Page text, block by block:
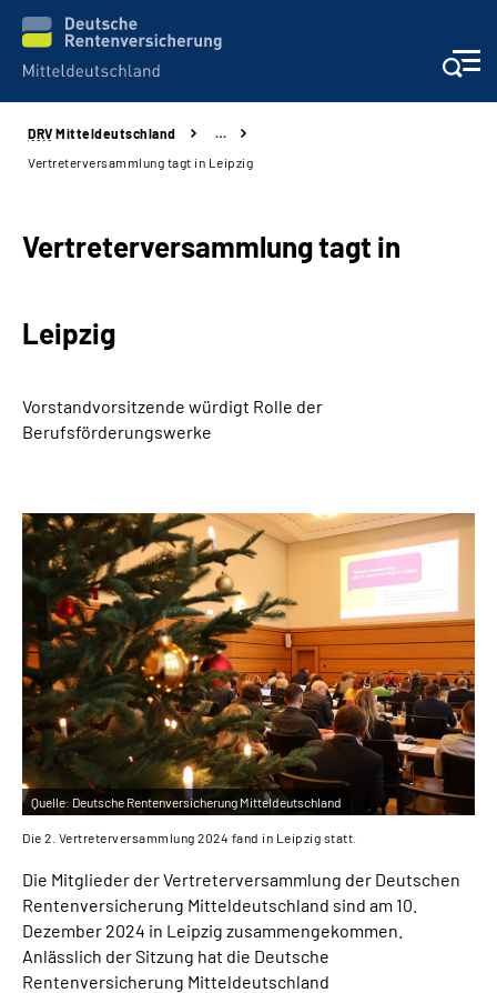
Aktuelles
Karriere
Online-Services
Inhalte in Gebärdensprache (DGS)
Leichte Sprache
Suche
Mein Kundenportal
DRV Mitteldeutschland
…
Vertreterversammlung tagt in Leipzig
Vertreterversammlung tagt in
Leipzig
Vorstandvorsitzende würdigt Rolle der
Berufsförderungswerke
Quelle: Deutsche Rentenversicherung Mitteldeutschland
Die 2. Vertreterversammlung 2024 fand in Leipzig statt.
Die Mitglieder der Vertreterversammlung der Deutschen
Rentenversicherung Mitteldeutschland sind am 10.
Dezember 2024 in Leipzig zusammengekommen.
Anlässlich der Sitzung hat die Deutsche
Rentenversicherung Mitteldeutschland